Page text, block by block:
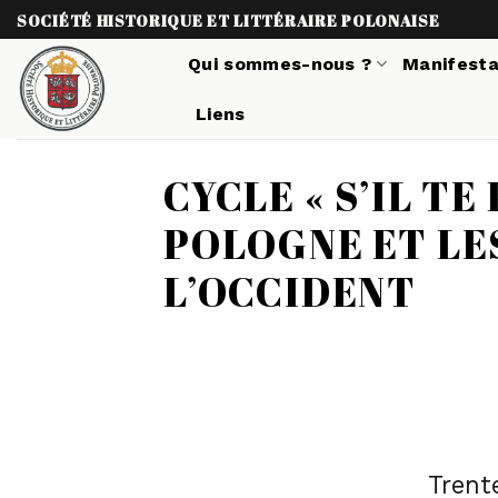
Skip
content
SOCIÉTÉ HISTORIQUE ET LITTÉRAIRE POLONAISE
Qui sommes-nous ?
Liens
CYCLE « S’IL
POLOGNE ET
L’OCCIDENT